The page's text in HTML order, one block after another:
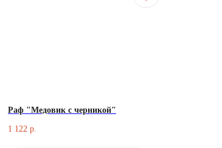
Раф "Медовик с черникой"
1 122 р.